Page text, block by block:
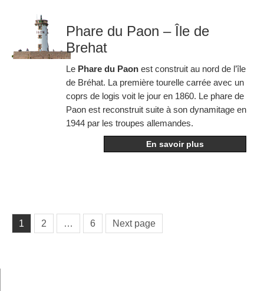
Phare du Paon – Île de
Brehat
Le Phare du Paonest construit au nord de l’île
de Bréhat. La première tourelle carrée avec un
coprs de logis voit le jour en 1860. Le phare de
Paon est reconstruit suite à son dynamitage en
1944 par les troupes allemandes.
En savoir plus
Pagination
Page
1 Page
2 … Page
6 Next page